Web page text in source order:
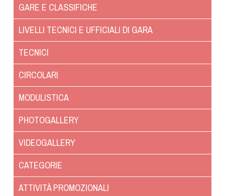
GARE E CLASSIFICHE
LIVELLI TECNICI E UFFICIALI DI GARA
TECNICI
CIRCOLARI
MODULISTICA
PHOTOGALLERY
VIDEOGALLERY
CATEGORIE
ATTIVITÀ PROMOZIONALI
Referenti e gruppi di lavoro regionali
Scuole Federali
Direttori di Gara
Organi di Giustizia - Dispositivi
Guida Locandine Ufficiali
Tiro di Campagna